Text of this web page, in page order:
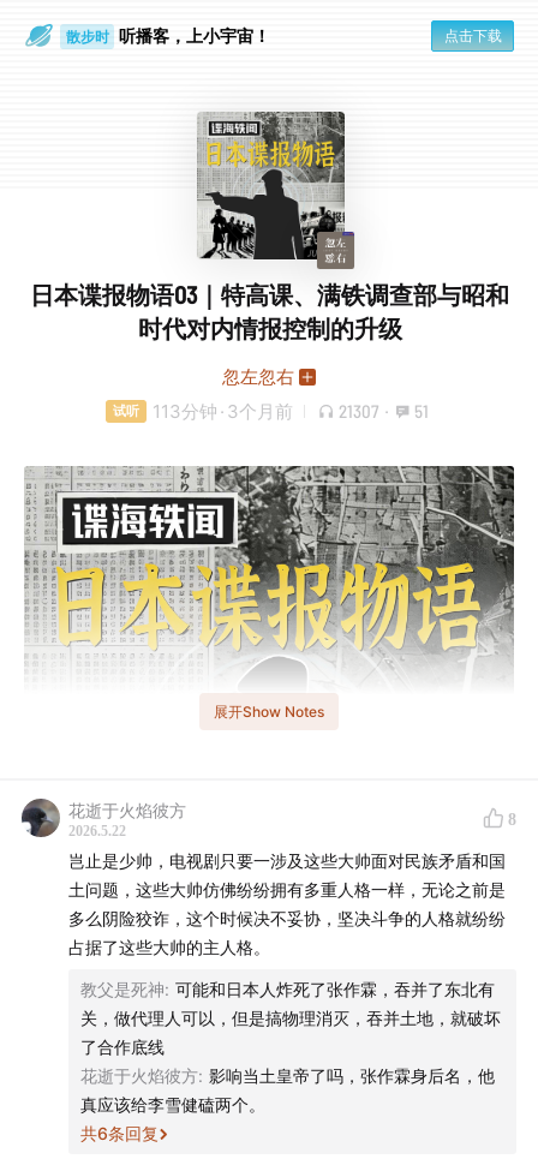
散步时 听播客，上小宇宙！ 点击下载
日本谍报物语03｜特高课、满铁调查部与昭和
时代对内情报控制的升级
忽左忽右
试听 113分钟 · 3个月前 21307 · 51
- 导语 -
在大正时代民主、思潮百花齐放的浪漫表象下，社会矛盾
实则暗流涌动，直至引发了昭和时代的极右崛起与政治动
荡，日本情报机关的触角也随之深入内政。特高课如何依
展开Show Notes
花逝于火焰彼方
2026.5.22
8
岂止是少帅，电视剧只要一涉及这些大帅面对民族矛盾和国
土问题，这些大帅仿佛纷纷拥有多重人格一样，无论之前是
多么阴险狡诈，这个时候决不妥协，坚决斗争的人格就纷纷
占据了这些大帅的主人格。
教父是死神: 可能和日本人炸死了张作霖，吞并了东北有
关，做代理人可以，但是搞物理消灭，吞并土地，就破坏
了合作底线
花逝于火焰彼方: 影响当土皇帝了吗，张作霖身后名，他
真应该给李雪健磕两个。
共6条回复